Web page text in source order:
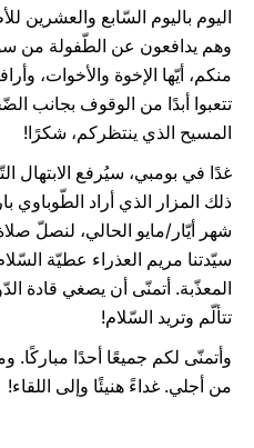
وهم يدافعون عن الطّفولة من
منكم، أيّها الإخوة والأخوات،
تتعبوا أبدًا من الوقوف بجانب
المسيح الذي ينتظركم، شكرًا!
غدًا في بومبي، سيُرفع الابتهال
ذلك المزار الذي أراد الطّوباوي
شهر أيّار/مايو الحالي، لنصلّ
سيّدتنا مريم العذراء عطيّة
المعذّبة. أتمنّى أن يصغي قادة
تتألّم وتريد السّلام!
وأتمنّى لكم جميعًا أحدًا مباركًا.
من أجلي. غداءً هنيئًا وإلى اللقاء!